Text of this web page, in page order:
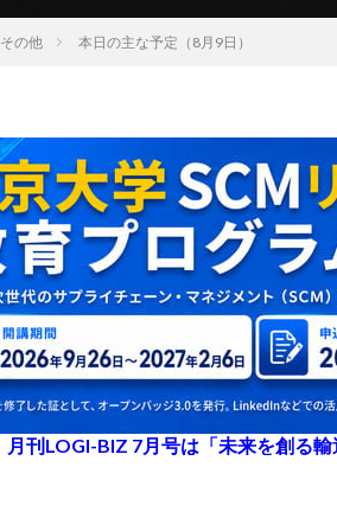
その他 本日の主な予定（8月9日）
月刊LOGI-BIZ 7月号は「未来を創る